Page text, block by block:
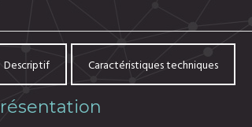
Descriptif Caractéristiques techniques